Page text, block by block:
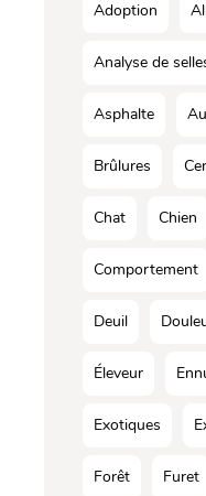
Adoption
Analyse de
Asphalte
Brûlures
Chat Chien
Comportement
Deuil
Éleveur
Exotiques
Forêt Furet